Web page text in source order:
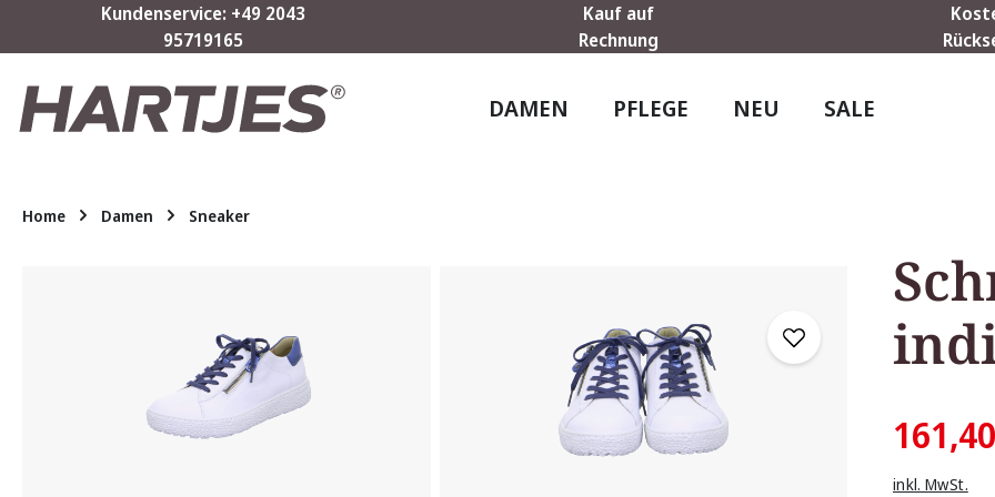
Hauptinhalt springen
Zur Suche springen
Zur Hauptnavigation springen
Kundenservice: +49 2043
95719165
Kauf auf
Rechnung
DAMEN PFLEGE NEU SALE
Home Damen Sneaker
inkl. MwSt.